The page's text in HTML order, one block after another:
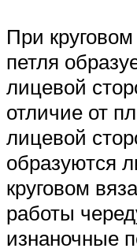
При
петля
лицевой
отличие от
лицевой
образуются
круговом
работы
изнаночные